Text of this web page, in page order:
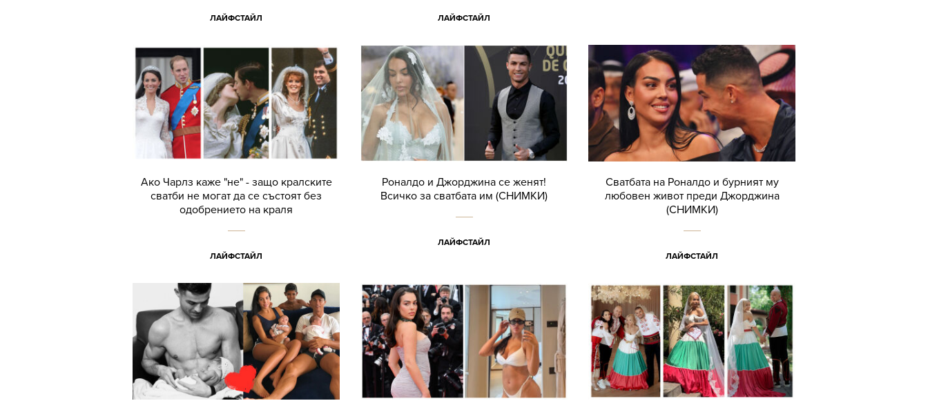
ЛАЙФСТАЙЛ ЛАЙФСТАЙЛ
Ако Чарлз каже "не" - защо кралските
сватби не могат да се състоят без
одобрението на краля
ЛАЙФСТАЙЛ
Роналдо и Джорджина се женят!
Всичко за сватбата им (СНИМКИ)
ЛАЙФСТАЙЛ
Сватбата на Роналдо и бурният му
любовен живот преди Джорджина
(СНИМКИ)
ЛАЙФСТАЙЛ